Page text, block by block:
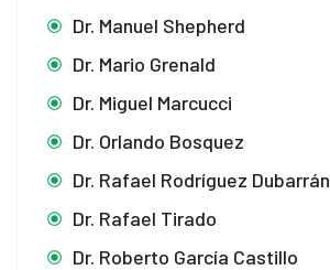
Dr. Manuel Shepherd
Dr. Mario Grenald
Dr. Miguel Marcucci
Dr. Orlando Bosquez
Dr. Rafael Rodríguez Dubarrán
Dr. Rafael Tirado
Dr. Roberto García Castillo